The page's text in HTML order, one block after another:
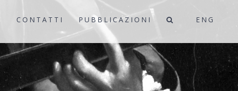
CONTATTI PUBBLICAZIONI ENG